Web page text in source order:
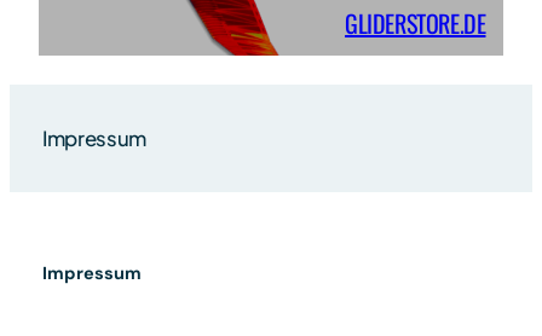
GLIDERSTORE.DE
Impressum
Impressum